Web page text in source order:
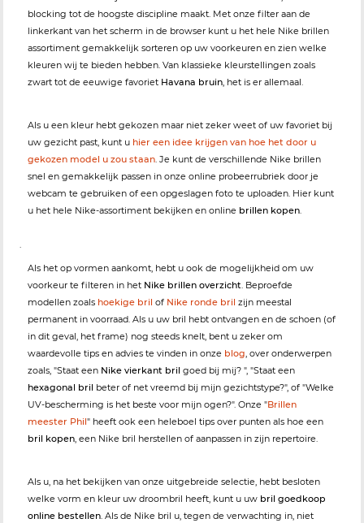
blocking tot de hoogste discipline maakt. Met onze filter aan de
linkerkant van het scherm in de browser kunt u het hele Nike brillen
assortiment gemakkelijk sorteren op uw voorkeuren en zien welke
kleuren wij te bieden hebben. Van klassieke kleurstellingen zoals
zwart tot de eeuwige favoriet Havana bruin, het is er allemaal.
Als u een kleur hebt gekozen maar niet zeker weet of uw favoriet bij
uw gezicht past, kunt u hier een idee krijgen van hoe het door u
gekozen model u zou staan. Je kunt de verschillende Nike brillen
snel en gemakkelijk passen in onze online probeerrubriek door je
webcam te gebruiken of een opgeslagen foto te uploaden. Hier kunt
u het hele Nike-assortiment bekijken en online brillen kopen.
.
Als het op vormen aankomt, hebt u ook de mogelijkheid om uw
voorkeur te filteren in het Nike brillen overzicht. Beproefde
modellen zoals hoekige bril of Nike ronde bril zijn meestal
permanent in voorraad. Als u uw bril hebt ontvangen en de schoen (of
in dit geval, het frame) nog steeds knelt, bent u zeker om
waardevolle tips en advies te vinden in onze blog, over onderwerpen
zoals, "Staat een Nike vierkant bril goed bij mij? ", "Staat een
hexagonal bril beter of net vreemd bij mijn gezichtstype?", of "Welke
UV-bescherming is het beste voor mijn ogen?". Onze "Brillen
meester Phil" heeft ook een heleboel tips over punten als hoe een
bril kopen, een Nike bril herstellen of aanpassen in zijn repertoire.
Als u, na het bekijken van onze uitgebreide selectie, hebt besloten
welke vorm en kleur uw droombril heeft, kunt u uw bril goedkoop
online bestellen. Als de Nike bril u, tegen de verwachting in, niet